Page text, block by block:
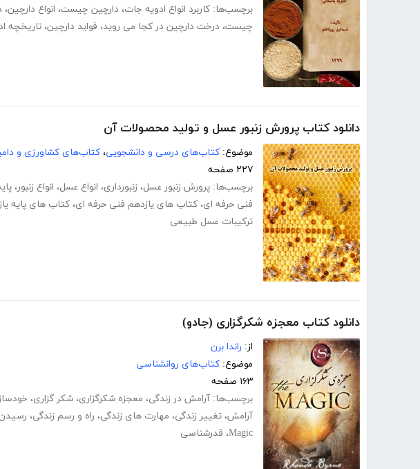
برچسب‌ها: کاربرد انواع ادویه جات، دارچین چیست، انواع دارچین،
چیست، درخت دارچین در کجا می روید، فواید دارچین، تاریخچه
دانلود کتاب پرورش زنبور عسل و تولید محصولات آن
موضوع: کتاب‌های درسی و دانشجویی، کتاب‌های کشاورزی و
۲۲۷ صفحه
برچسب‌ها: پرورش زنبور عسل، زنبورداری، انواع عسل، انواع زنبور،
فنی حرفه ای، کتاب های یازدهم فنی حرفه ای، کتاب های پایه
ترکیبات عسل طبیعی
دانلود کتاب معجزه شکرگزاری (جادو)
از: راندا برن
موضوع: کتاب‌های روانشناسی
۱۶۳ صفحه
برچسب‌ها: آرامش در زندگی، معجزه شکرگزاری، شکر گزاری،
آرامش، تغییر زندگی، مهارت های زندگی، راه و رسم زندگی،
Magic، قدرشناسی